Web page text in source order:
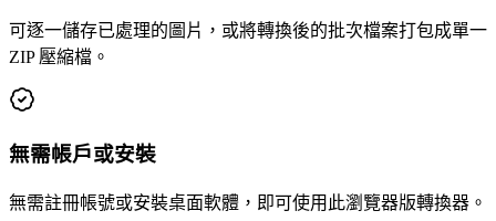
可逐一儲存已處理的圖片，或將轉換後的批次檔案打包成單一
ZIP 壓縮檔。
無需帳戶或安裝
無需註冊帳號或安裝桌面軟體，即可使用此瀏覽器版轉換器。